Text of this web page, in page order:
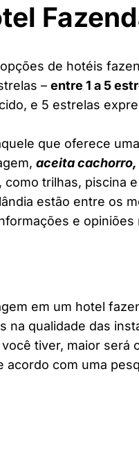
de hotéis
– entre 1 a 5
e 5 estrelas
que oferece
aceita cachorro,
trilhas, piscina
estão entre os
e opiniões
em um hotel
na qualidade das
tiver, maior será
acordo com uma